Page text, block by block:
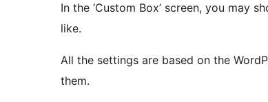
In the ‘Custom Box’ screen, you may
like.
All the settings are based on the
them.